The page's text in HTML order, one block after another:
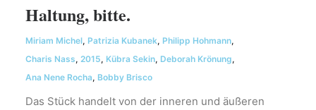
Haltung, bitte.
Miriam Michel, Patrizia Kubanek, Philipp Hohmann,
Charis Nass, 2015, Kübra Sekin, Deborah Krönung,
Ana Nene Rocha, Bobby Brisco
Das Stück handelt von der inneren und äußeren